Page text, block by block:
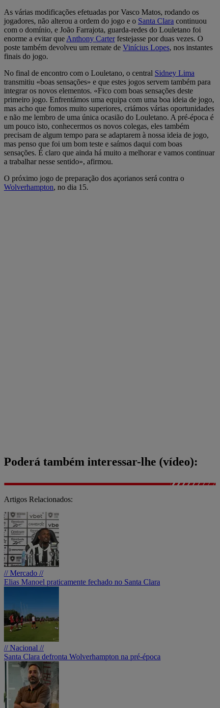
As várias modificações efetuadas por Vasco Matos, rodando os
jogadores, não alterou a ordem do jogo e o Santa Clara continuou
com o domínio, e João Farrajota, guarda-redes do Louletano foi
enorme a evitar que Anthony Carterfestejasse por duas vezes. O
poste também devolveu um remate de Vinícius Lopes, nos instantes
finais do jogo.
No final de encontro com o Louletano, o central Sidney Lima
transmitiu «boas sensações» e que estes jogos servem também para
integrar os novos elementos. «Fico com boas sensações deste
primeiro jogo. Enfrentámos uma equipa com uma boa ideia de jogo,
mas acho que fomos muito superiores, criámos várias oportunidades
e não me lembro de uma única ocasião do Louletano. A pré-época é
um pouco isto, conhecermos os novos colegas, eles também
precisam de algum tempo para se adaptarem à nossa ideia de jogo,
mas penso que foi um bom teste e saímos daqui com boas
sensações. É claro que ainda há muito a melhorar e vamos continuar
a trabalhar nesse sentido», afirmou.
O próximo jogo de preparação dos açorianos será contra o
Wolverhampton, no dia 15.
Poderá também interessar-lhe (vídeo):
Artigos Relacionados:
// Mercado //
Elias Manoel praticamente fechado no Santa Clara
// Nacional //
Santa Clara defronta Wolverhampton na pré-época